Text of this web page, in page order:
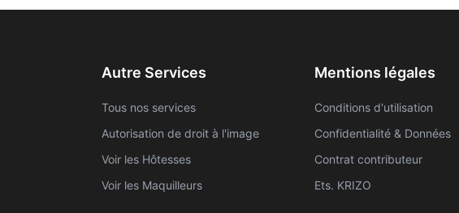
Autre Services
Tous nos services
Autorisation de droit à l'image
Voir les Hôtesses
Voir les Maquilleurs
Mentions légales
Conditions d'utilisation
Confidentialité & Données
Contrat contributeur
Ets. KRIZO